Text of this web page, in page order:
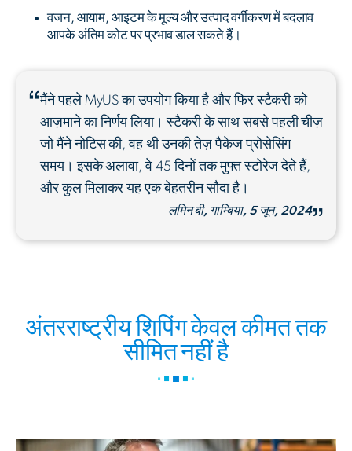
वजन, आयाम, आइटम के मूल्य और उत्पाद वर्गीकरण में बदलाव
आपके अंतिम कोट पर प्रभाव डाल सकते हैं।
मैंने पहले MyUS का उपयोग किया है और फिर स्टैकरी को
आज़माने का निर्णय लिया। स्टैकरी के साथ सबसे पहली चीज़
जो मैंने नोटिस की, वह थी उनकी तेज़ पैकेज प्रोसेसिंग
समय। इसके अलावा, वे 45 दिनों तक मुफ्त स्टोरेज देते हैं,
और कुल मिलाकर यह एक बेहतरीन सौदा है।
लमिन बी, गाम्बिया, 5 जून, 2024
अंतरराष्ट्रीय शिपिंग केवल कीमत तक
सीमित नहीं है